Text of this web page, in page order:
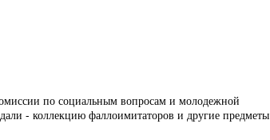
по социальным вопросам и молодежной
- коллекцию фаллоимитаторов и другие предметы